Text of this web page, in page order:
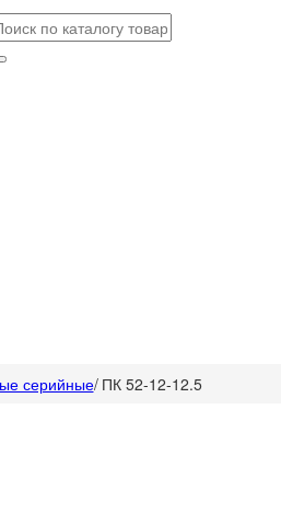
серийные/ ПК 52-12-12.5